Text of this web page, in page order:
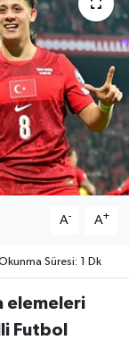
A- A+
Süresi: 1 Dk
elemeleri
Futbol